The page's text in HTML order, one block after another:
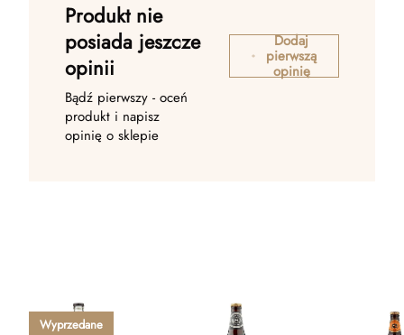
Produkt nie
posiada jeszcze
opinii
Bądź pierwszy - oceń
produkt i napisz
opinię o sklepie
Dodaj
pierwszą
opinię
Wyprzedane